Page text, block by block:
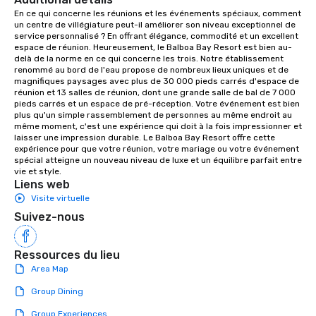
aesthetic excellence of your venue. ►
Bespoke Curation: From solo "Noir"
pianists to full "Big Band" Pop Nouveau
orchestras. Versatile Repertoire: A
library of hundreds of modern hits
rearranged with syncopation, swing,
and soul. ► Visual Sophistication: Our
performers reflect the "Nouveau"
aesthetic—classic elegance with a
modern edge. By choosing Pop
Nouveau Jazz, you aren't just booking
a band; you are securing an
immersive experience. We specialize
the music is sophisticated enough for
cocktails and conversation, yet
infectious enough to keep guests
engaged and energized throughout
decades of experience performing at
weddings all over the planet! We are
En ce qui concerne les réunions et les événements spéciaux, comment
un centre de villégiature peut-il améliorer son niveau exceptionnel de
service personnalisé ? En offrant élégance, commodité et un excellent
espace de réunion. Heureusement, le Balboa Bay Resort est bien au-
delà de la norme en ce qui concerne les trois. Notre établissement
renommé au bord de l'eau propose de nombreux lieux uniques et de
magnifiques paysages avec plus de 30 000 pieds carrés d'espace de
réunion et 13 salles de réunion, dont une grande salle de bal de 7 000
pieds carrés et un espace de pré-réception. Votre événement est bien
plus qu'un simple rassemblement de personnes au même endroit au
même moment, c'est une expérience qui doit à la fois impressionner et
laisser une impression durable. Le Balboa Bay Resort offre cette
expérience pour que votre réunion, votre mariage ou votre événement
spécial atteigne un nouveau niveau de luxe et un équilibre parfait entre
vie et style.
Liens web
Visite virtuelle
Suivez-nous
Ressources du lieu
Area Map
Group Dining